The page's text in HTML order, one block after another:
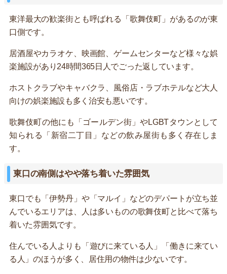
東洋最大の歓楽街とも呼ばれる「歌舞伎町」があるのが東
口側です。
居酒屋やカラオケ、映画館、ゲームセンターなど様々な娯
楽施設があり24時間365日人でごった返しています。
ホストクラブやキャバクラ、風俗店・ラブホテルなど大人
向けの娯楽施設も多く治安も悪いです。
歌舞伎町の他にも「ゴールデン街」やLGBTタウンとして
知られる「新宿二丁目」などの飲み屋街も多く存在しま
す。
東口の南側はやや落ち着いた雰囲気
東口でも「伊勢丹」や「マルイ」などのデパートが立ち並
んでいるエリアは、人は多いものの歌舞伎町と比べて落ち
着いた雰囲気です。
住んでいる人よりも「遊びに来ている人」「働きに来てい
る人」のほうが多く、居住用の物件は少ないです。